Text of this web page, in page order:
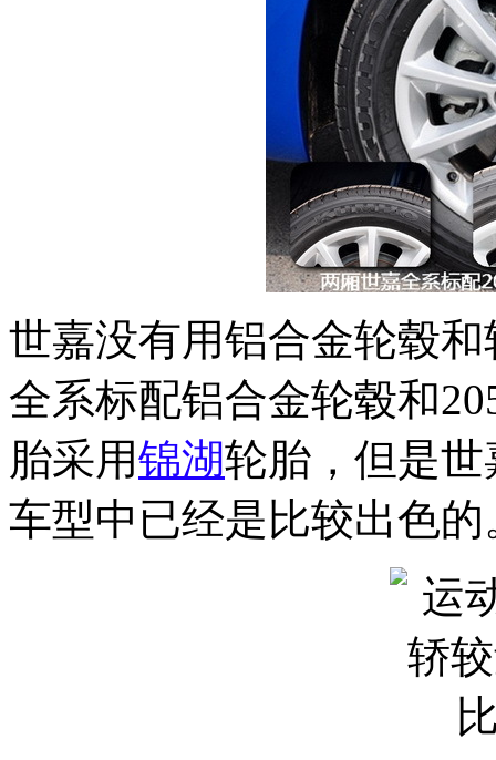
世嘉没有用铝合金轮毂
全系标配铝合金轮毂和
胎采用锦湖轮胎，但是
车型中已经是比较出色的